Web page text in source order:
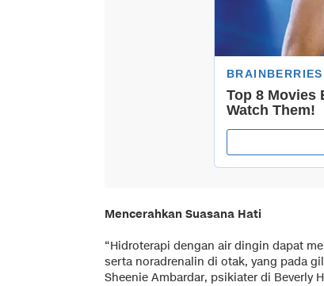
Mencerahkan Suasana Hati
“Hidroterapi dengan air dingin dapat
serta noradrenalin di otak, yang pada
Sheenie Ambardar, psikiater di Beverly